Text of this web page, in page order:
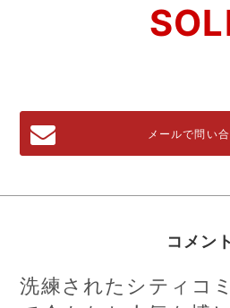
メールで問い
コメント
洗練されたシティコ